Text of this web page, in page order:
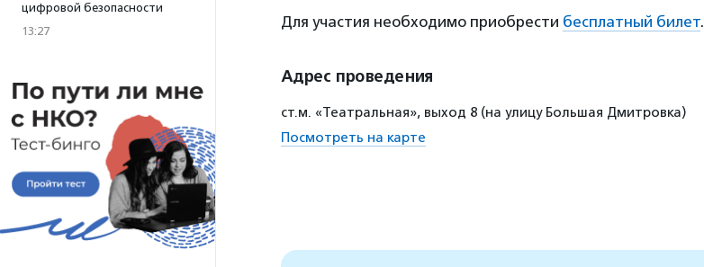
цифровой безопасности
13:27
Для участия необходимо приобрести бесплатный билет.
Адрес проведения
ст.м. «Театральная», выход 8 (на улицу Большая Дмитровка)
Посмотреть на карте